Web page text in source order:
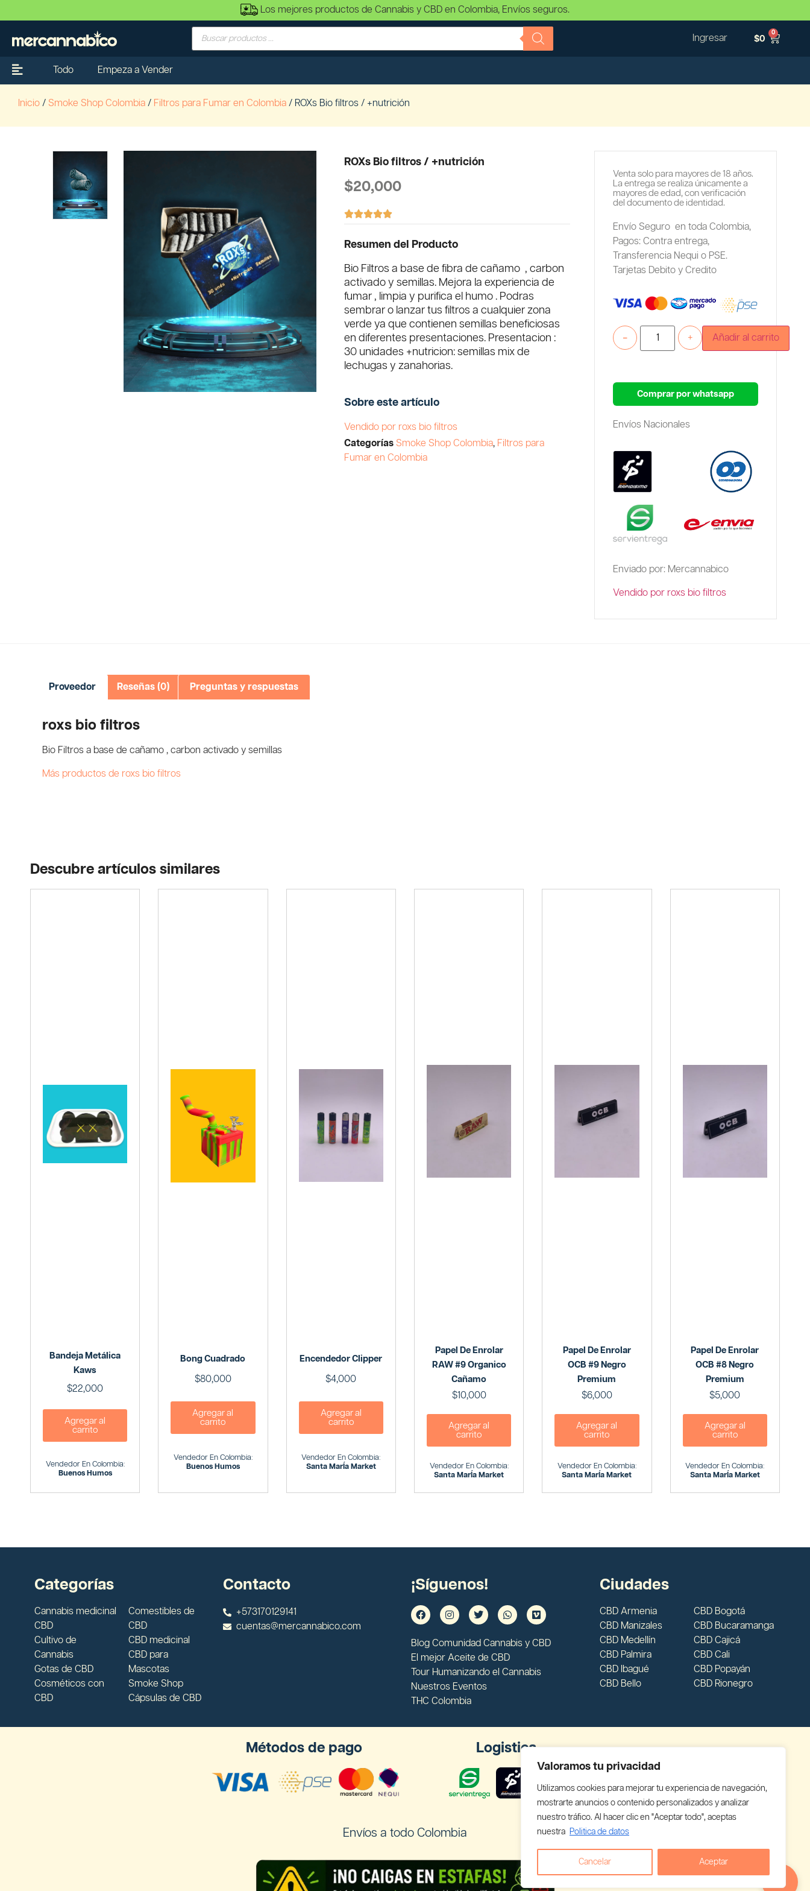
Valoramos tu privacidad
Utilizamos cookies para mejorar tu experiencia de navegación,
mostrarte anuncios o contenido personalizados y analizar
nuestro tráfico. Al hacer clic en "Aceptar todo", aceptas
nuestra Politica de datos
Cancelar Aceptar
Los mejores productos de Cannabis y CBD en Colombia, Envíos seguros.
Ingresar $0
0
Todo Empeza a Vender
Inicio / Smoke Shop Colombia / Filtros para Fumar en Colombia / ROXs Bio filtros / +nutrición
ROXs Bio filtros / +nutrición
$20,000

Resumen del Producto
Bio Filtros a base de fibra de cañamo , carbon
activado y semillas. Mejora la experiencia de
fumar , limpia y purifica el humo . Podras
sembrar o lanzar tus filtros a cualquier zona
verde ya que contienen semillas beneficiosas
en diferentes presentaciones. Presentacion :
30 unidades +nutricion: semillas mix de
lechugas y zanahorias.
Sobre este artículo
Vendido por roxs bio filtros
Categorías Smoke Shop Colombia, Filtros para
Fumar en Colombia
Venta solo para mayores de 18 años.
La entrega se realiza únicamente a
mayores de edad, con verificación
del documento de identidad.
Envío Seguro en toda Colombia,
Pagos: Contra entrega,
Transferencia Nequi o PSE.
Tarjetas Debito y Credito
+
- Añadir al carrito
Comprar por whatsapp
Envíos Nacionales
Enviado por: Mercannabico
Vendido por roxs bio filtros
Proveedor Reseñas (0) Preguntas y respuestas
roxs bio filtros
Bio Filtros a base de cañamo , carbon activado y semillas
Más productos de roxs bio filtros
Descubre artículos similares
Bandeja Metálica
Kaws
$22,000
Agregar al
carrito
Vendedor En Colombia:
Buenos Humos
Bong Cuadrado
$80,000
Agregar al
carrito
Vendedor En Colombia:
Buenos Humos
Encendedor Clipper
$4,000
Agregar al
carrito
Vendedor En Colombia:
Santa MarÍa Market
Papel De Enrolar
RAW #9 Organico
Cañamo
$10,000
Agregar al
carrito
Vendedor En Colombia:
Santa MarÍa Market
Papel De Enrolar
OCB #9 Negro
Premium
$6,000
Agregar al
carrito
Vendedor En Colombia:
Santa MarÍa Market
Papel De Enrolar
OCB #8 Negro
Premium
$5,000
Agregar al
carrito
Vendedor En Colombia:
Santa MarÍa Market
Categorías
Cannabis medicinal
CBD
Cultivo de
Cannabis
Gotas de CBD
Cosméticos con
CBD
Comestibles de
CBD
CBD medicinal
CBD para
Mascotas
Smoke Shop
Cápsulas de CBD
Contacto
+573170129141
cuentas@mercannabico.com
¡Síguenos!
Blog Comunidad Cannabis y CBD
El mejor Aceite de CBD
Tour Humanizando el Cannabis
Nuestros Eventos
THC Colombia
Ciudades
CBD Armenia
CBD Manizales
CBD Medellín
CBD Palmira
CBD Ibagué
CBD Bello
CBD Bogotá
CBD Bucaramanga
CBD Cajicá
CBD Cali
CBD Popayán
CBD Rionegro
Métodos de pago Logistica
Envíos a todo Colombia